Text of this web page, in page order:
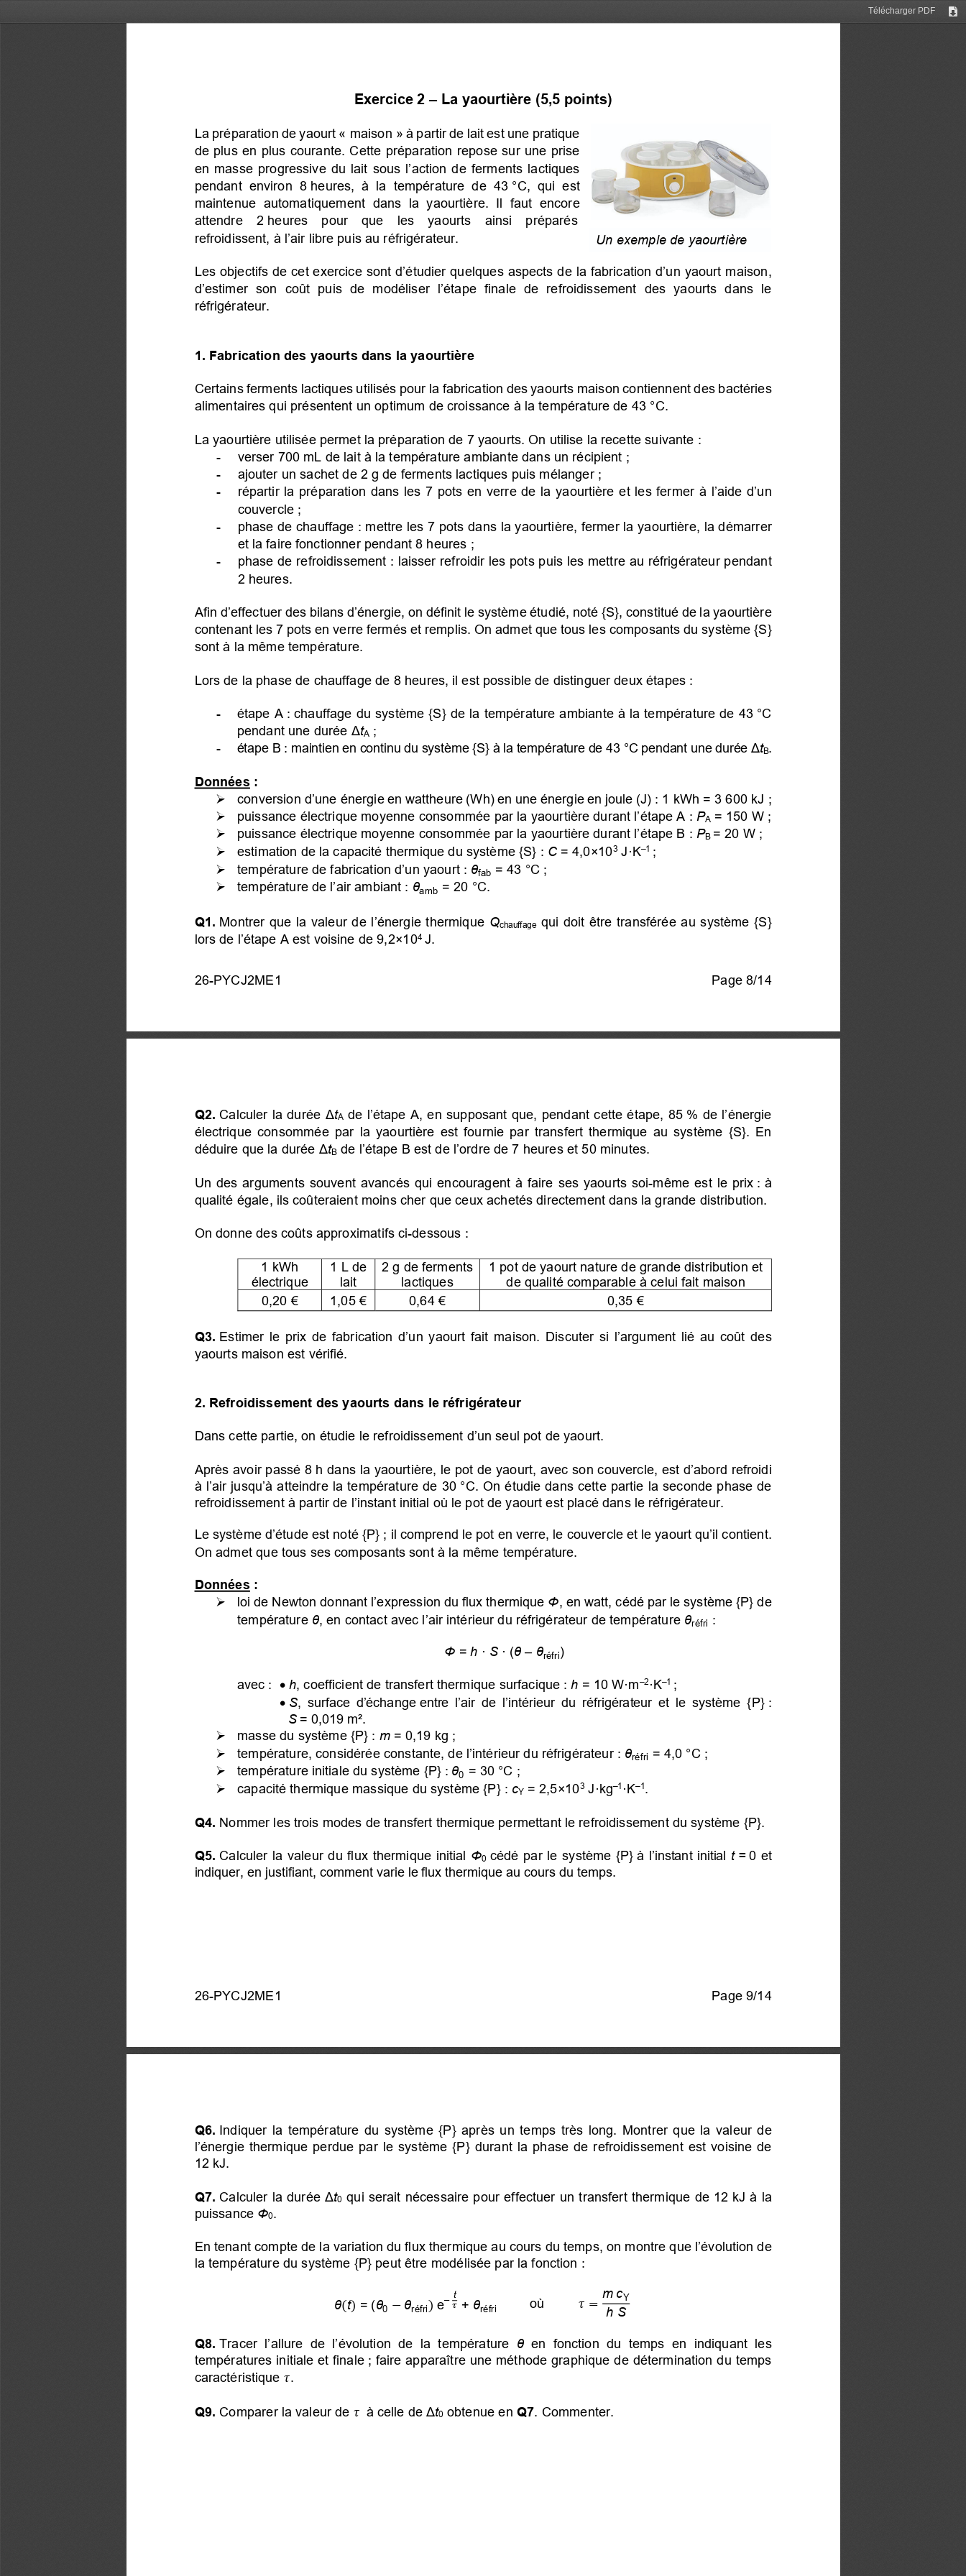
Télécharger PDF
26-PYCJ2ME1 Page 8/14
Exercice 2 – La yaourtière (5,5 points)
La préparation de yaourt « maison » à partir de lait est une pratique
de plus en plus courante. Cette préparation repose sur une prise
en masse progressive du lait sous l’action de ferments lactiques
pendant environ 8 heures, à la température de 43 °C, qui est
maintenue automatiquement dans la yaourtière. Il faut encore
attendre  2 heures  pour  que  les  yaourts  ainsi  préparés
refroidissent, à l’air libre puis au réfrigérateur.
Les objectifs de cet exercice sont d’étudier quelques aspects de la fabrication d’un yaourt maison,
d’estimer son coût puis de modéliser l’étape finale de refroidissement des yaourts dans le
réfrigérateur.
1. Fabrication des yaourts dans la yaourtière
Certains ferments lactiques utilisés pour la fabrication des yaourts maison contiennent des bactéries
alimentaires qui présentent un optimum de croissance à la température de 43 °C.
La yaourtière utilisée permet la préparation de 7 yaourts. On utilise la recette suivante :
-  verser 700 mL de lait à la température ambiante dans un récipient ;
-  ajouter un sachet de 2 g de ferments lactiques puis mélanger ;
-  répartir la préparation dans les 7 pots en verre de la yaourtière et les fermer à l’aide d’un
couvercle ;
-  phase de chauffage : mettre les 7 pots dans la yaourtière, fermer la yaourtière, la démarrer
et la faire fonctionner pendant 8 heures ;
-  phase de refroidissement : laisser refroidir les pots puis les mettre au réfrigérateur pendant
2 heures.
Afin d’effectuer des bilans d’énergie, on définit le système étudié, noté {S}, constitué de la yaourtière
contenant les 7 pots en verre fermés et remplis. On admet que tous les composants du système {S}
sont à la même température.
Lors de la phase de chauffage de 8 heures, il est possible de distinguer deux étapes :
-  étape A : chauffage du système {S} de la température ambiante à la température de 43 °C
pendant une duréeΔ tA ;
-  étape B : maintien en continu du système {S} à la température de 43 °C pendant une durée Δ tB.
Données :

  conversion d’une énergie en wattheure (Wh) en une énergie en joule (J) : 1 kWh = 3 600 kJ ;

  puissance électrique moyenne consommée par la yaourtière durant l’étape A :
PA = 150 W ;

  puissance électrique moyenne consommée par la yaourtière durant l’étape B :
PB = 20 W ;

  estimation de la capacité thermique du système {S} :
C = 4,0×103 J·K–1 ;

  température de fabrication d’un yaourt :
θ fab = 43 °C ;

  température de l’air ambiant :
θ amb = 20 °C.
Q1. Montrer que la valeur de l’énergie thermique
  Q
chauffage qui doit être transférée au système {S}
lors de l’étape A est voisine de 9,2×104 J.
Un exemple de yaourtière
26-PYCJ2ME1 Page 9/14
Q2. Calculer la durée ΔtA de l’étape A, en supposant que, pendant cette étape, 85 % de l’énergie
électrique consommée par la yaourtière est fournie par transfert thermique au système {S}. En
déduire que la durée Δ tB de l’étape B est de l’ordre de 7 heures et 50 minutes.
Un des arguments souvent avancés qui encouragent à faire ses yaourts soi-même est le prix : à
qualité égale, ils coûteraient moins cher que ceux achetés directement dans la grande distribution.
On donne des coûts approximatifs ci-dessous :
1 kWh
électrique
1 L de
lait
2 g de ferments
lactiques
1 pot de yaourt nature de grande distribution et
de qualité comparable à celui fait maison
0,20 €
1,05 € 0,64 € 0,35 €
Q3. Estimer le prix de fabrication d’un yaourt fait maison. Discuter si l’argument lié au coût des
yaourts maison est vérifié.
2. Refroidissement des yaourts dans le réfrigérateur
Dans cette partie, on étudie le refroidissement d’un seul pot de yaourt.
Après avoir passé 8 h dans la yaourtière, le pot de yaourt, avec son couvercle, est d’abord refroidi
à l’air jusqu’à atteindre la température de 30 °C. On étudie dans cette partie la seconde phase de
refroidissement à partir de l’instant initial où le pot de yaourt est placé dans le réfrigérateur.
Le système d’étude est noté {P} ; il comprend le pot en verre, le couvercle et le yaourt qu’il contient.
On admet que tous ses composants sont à la même température.
Données :

  loi de Newton donnant l’expression du flux thermique
Φ
, en watt, cédé par le système {P} de
températureθ , en contact avec l’air intérieur du réfrigérateur de températureθ réfri :
Φ = h · S · (θ – θ réfri)
avec : h, coefficient de transfert thermique surfacique : h = 10 W·m–2 ·K–1 ;
• S, surface d’échange entre l’air de l’intérieur du réfrigérateur et le système {P} :
S = 0,019 m².

  masse du système {P} :
m = 0,19 kg ;

  température, considérée constante, de l’intérieur du réfrigérateur :
θ réfri = 4,0 °C ;

  température initiale du système {P} :
θ 0 = 30 °C ;

  capacité thermique massique du système {P} :
cY = 2,5×103 J·kg–1 ·K–1
Q4. Nommer les trois modes de transfert thermique permettant le refroidissement du système {P}.
Q5. Calculer la valeur du flux thermique initial Φ0 cédé par le système {P} à l’instant initial
  t =
0 et
indiquer, en justifiant, comment varie le flux thermique au cours du temps.
Q6. Indiquer la température du système {P} après un temps très long. Montrer que la valeur de
l’énergie thermique perdue par le système {P} durant la phase de refroidissement est voisine de
12 kJ.
Q7. Calculer la durée Δt0 qui serait nécessaire pour effectuer un transfert thermique de 12 kJ à la
puissanceΦ 0
En tenant compte de la variation du flux thermique au cours du temps, on montre que l’évolution de
la température du système {P} peut être modélisée par la fonction :
θ(t) = (θ0 −θ réfri) e–
t
 + θ réfri où  =
m cY
h S
Q8. Tracer l’allure de l’évolution de la température θ en fonction du temps en indiquant les
températures initiale et finale ; faire apparaître une méthode graphique de détermination du temps
caractéristique .
Q9. Comparer la valeur de à celle deΔ t0 obtenue en Q7. Commenter.